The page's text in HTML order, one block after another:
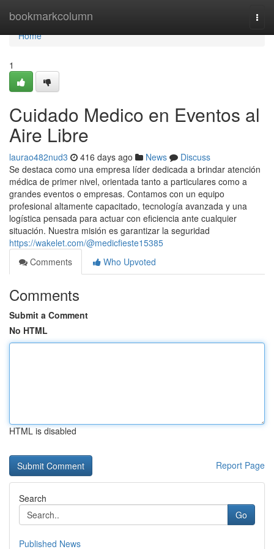
bookmarkcolumn
Home
Home
1
Cuidado Medico en Eventos al
Aire Libre
laurao482nud3 416 days ago News
Discuss
Se destaca como una empresa líder dedicada a brindar atención
médica de primer nivel, orientada tanto a particulares como a
grandes eventos o empresas. Contamos con un equipo
profesional altamente capacitado, tecnología avanzada y una
logística pensada para actuar con eficiencia ante cualquier
situación. Nuestra misión es garantizar la seguridad
https://wakelet.com/@medicfieste15385
Comments
Who Upvoted
Comments
Submit a Comment
No HTML
HTML is disabled
Report Page
Search
Go
Published News